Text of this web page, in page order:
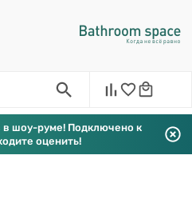
в шоу-руме! Подключено к
оценить!